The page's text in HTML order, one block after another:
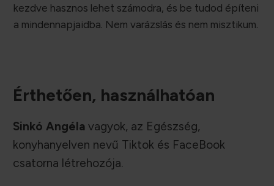
kezdve hasznos lehet számodra, és be tudod építeni
a mindennapjaidba. Nem varázslás és nem misztikum.
Érthetően, használhatóan
Sinkó Angéla vagyok, az Egészség,
konyhanyelven nevű Tiktok és FaceBook
csatorna létrehozója.